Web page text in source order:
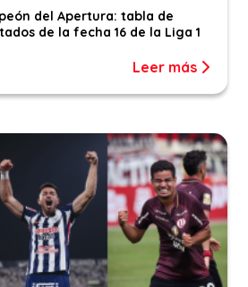
del Apertura: tabla de
de la fecha 16 de la Liga 1
Leer más